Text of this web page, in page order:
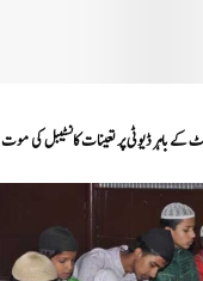
کے باہر ڈیوٹی پر تعینات کانسٹیبل کی موت